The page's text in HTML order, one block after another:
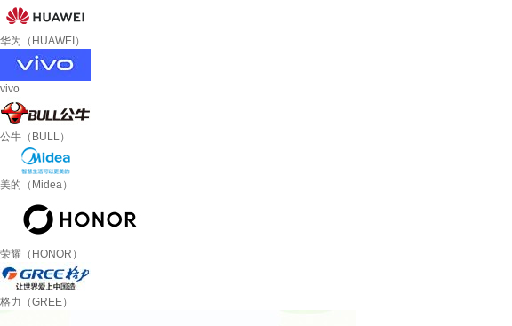
华为（HUAWEI）
vivo
公牛（BULL）
美的（Midea）
荣耀（HONOR）
格力（GREE）